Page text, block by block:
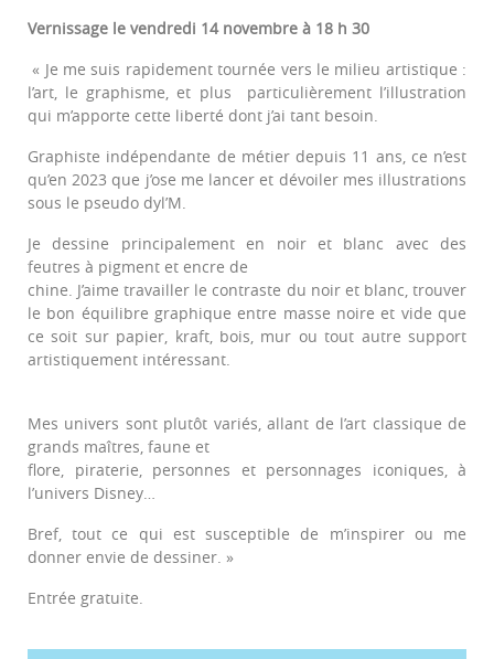
Vernissage le vendredi 14 novembre à 18 h 30
« Je me suis rapidement tournée vers le milieu artistique :
l’art, le graphisme, et plus particulièrement l’illustration
qui m’apporte cette liberté dont j’ai tant besoin.
Graphiste indépendante de métier depuis 11 ans, ce n’est
qu’en 2023 que j’ose me lancer et dévoiler mes illustrations
sous le pseudo dyl’M.
Je dessine principalement en noir et blanc avec des
feutres à pigment et encre de
chine. J’aime travailler le contraste du noir et blanc, trouver
le bon équilibre graphique entre masse noire et vide que
ce soit sur papier, kraft, bois, mur ou tout autre support
artistiquement intéressant.
Mes univers sont plutôt variés, allant de l’art classique de
grands maîtres, faune et
flore, piraterie, personnes et personnages iconiques, à
l’univers Disney…
Bref, tout ce qui est susceptible de m’inspirer ou me
donner envie de dessiner. »
Entrée gratuite.